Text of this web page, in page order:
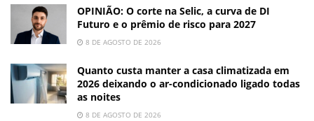
OPINIÃO: O corte na Selic, a curva de DI
Futuro e o prêmio de risco para 2027
8 DE AGOSTO DE 2026
Quanto custa manter a casa climatizada em
2026 deixando o ar-condicionado ligado todas
as noites
8 DE AGOSTO DE 2026